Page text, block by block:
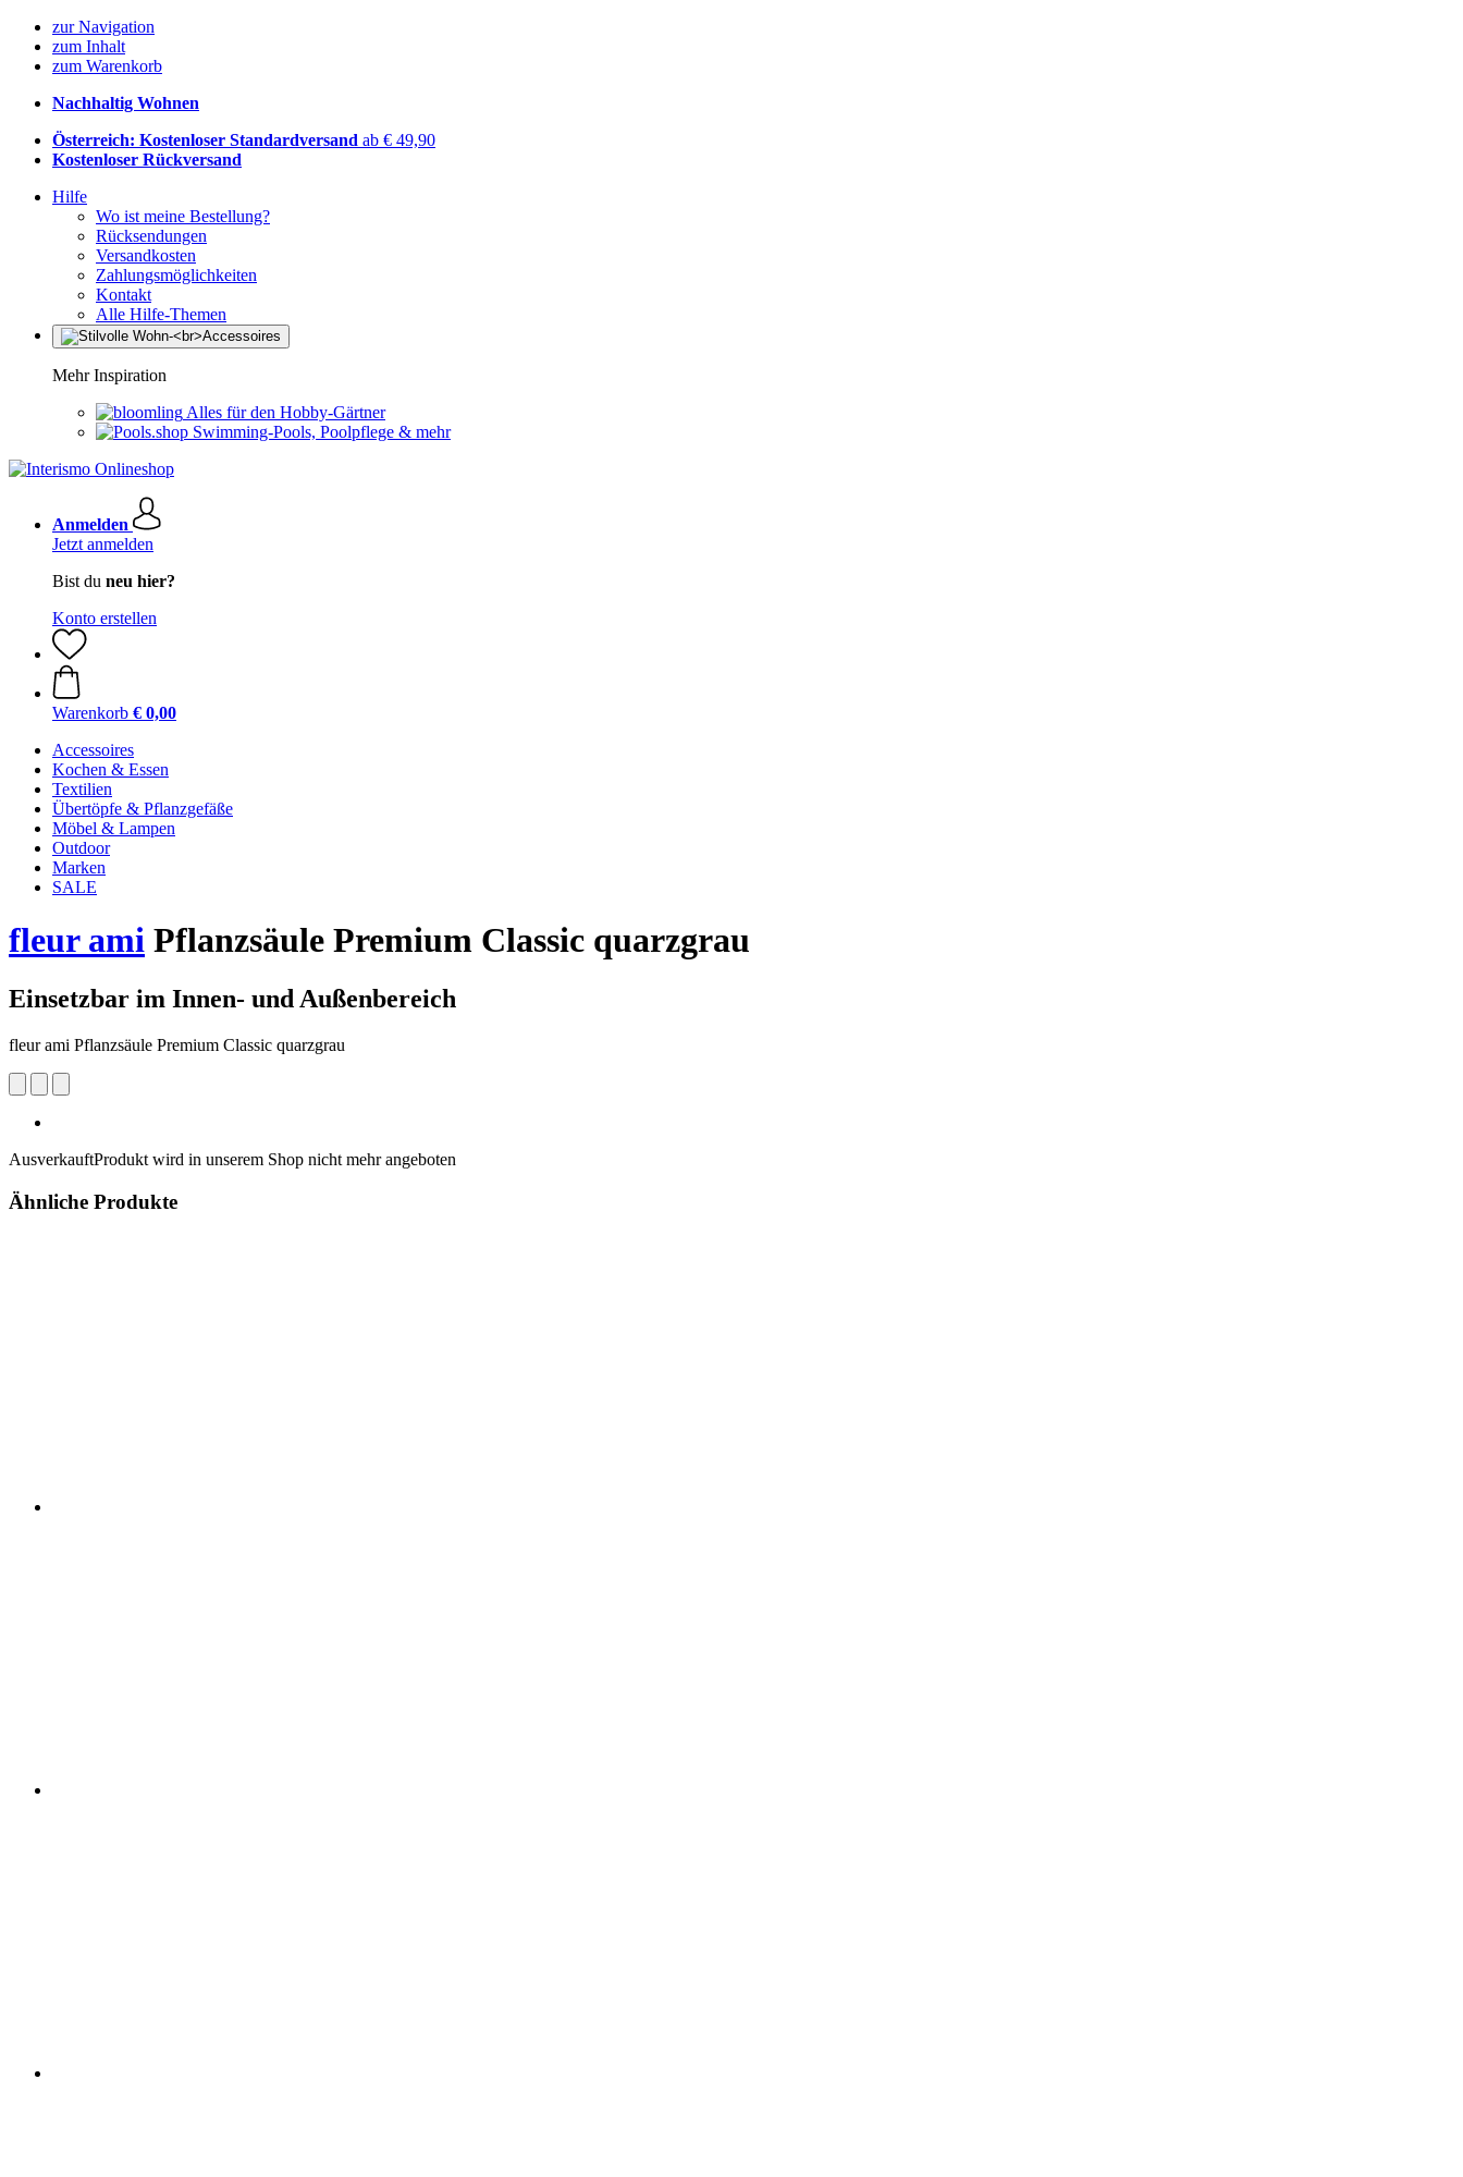
zur Navigation
zum Inhalt
zum Warenkorb
Nachhaltig Wohnen
Österreich: Kostenloser Standardversand ab € 49,90
Kostenloser Rückversand
Hilfe
Wo ist meine Bestellung?
Rücksendungen
Versandkosten
Zahlungsmöglichkeiten
Kontakt
Alle Hilfe-Themen
Mehr Inspiration
Alles für den Hobby-Gärtner
Swimming-Pools, Poolpflege & mehr
Anmelden
Jetzt anmelden
Bist du neu hier?
Konto erstellen
Warenkorb € 0,00
Accessoires
Kochen & Essen
Textilien
Übertöpfe & Pflanzgefäße
Möbel & Lampen
Outdoor
Marken
SALE
fleur ami Pflanzsäule Premium Classic quarzgrau
Einsetzbar im Innen- und Außenbereich
fleur ami Pflanzsäule Premium Classic quarzgrau
AusverkauftProdukt wird in unserem Shop nicht mehr angeboten
Ähnliche Produkte